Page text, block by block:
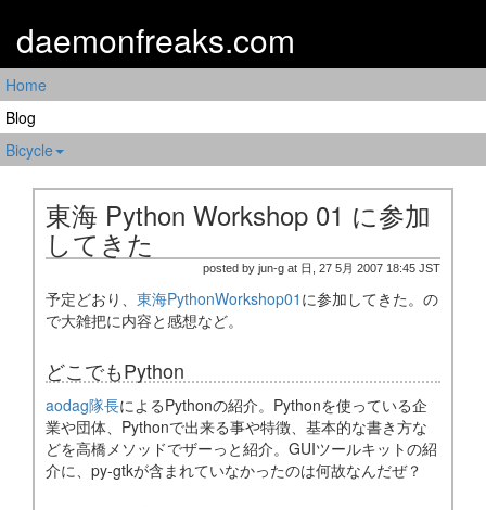
daemonfreaks.com
Home
Blog
Bicycle
東海 Python Workshop 01 に参加
してきた
posted by jun-g at 日, 27 5月 2007 18:45 JST
予定どおり、 東海PythonWorkshop01 に参加してきた。の
で大雑把に内容と感想など。
どこでもPython
aodag隊長によるPythonの紹介。Pythonを使っている企
業や団体、Pythonで出来る事や特徴、基本的な書き方な
どを高橋メソッドでザーっと紹介。GUIツールキットの紹
介に、py-gtkが含まれていなかったのは何故なんだぜ？